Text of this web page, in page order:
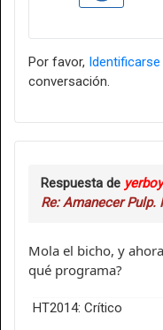
Por favor, Identificarse
conversación.
Respuesta de
Re: Amanecer
Mola el bicho, y
qué programa?
HT2014: Crítico